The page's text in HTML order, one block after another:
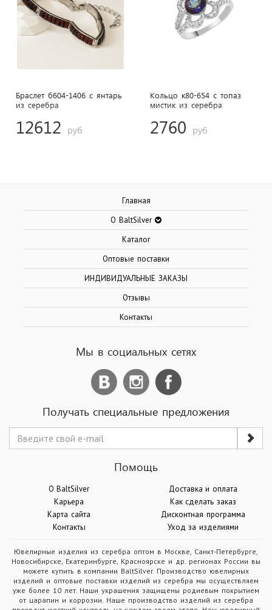
Браслет б604-1406 с янтарь
из cеребра
12612 руб
Кольцо к80-654 с топаз
мистик из cеребра
2760 руб
Главная
О BaltSilver
Каталог
Оптовые поставки
ИНДИВИДУАЛЬНЫЕ ЗАКАЗЫ
Отзывы
Контакты
Мы в социальных сетях
Получать специальные предложения
Помощь
О BaltSilver
Доставка и оплата
Карьера
Как сделать заказ
Карта сайта
Дисконтная программа
Контакты
Уход за изделиями
Ювелирные изделия из серебра оптом в Москве, Санкт-Петербурге,
Новосибирске, Екатеринбурге, Красноярске и др. регионах России вы
можете купить в компании BaltSilver. Производство ювелирных
изделий и оптовые поставки изделий из серебра мы осуществляем
уже более 10 лет. Наши украшения защищены родиевым покрытием
от царапин и коррозии. Наше производство изделий из серебра